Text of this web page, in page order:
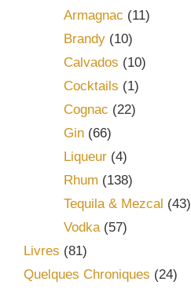
Armagnac (11)
Brandy (10)
Calvados (10)
Cocktails (1)
Cognac (22)
Gin (66)
Liqueur (4)
Rhum (138)
Tequila & Mezcal (43)
Vodka(57)
Livres (81)
Quelques Chroniques (24)